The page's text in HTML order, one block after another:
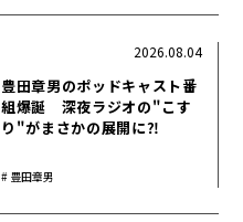
豊田章男のポッドキャスト番
組爆誕 深夜ラジオの"こす
り"がまさかの展開に⁈
豊田章男
2026.08.04